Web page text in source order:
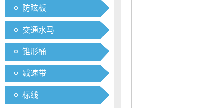
防眩板
交通水马
锥形桶
减速带
标线